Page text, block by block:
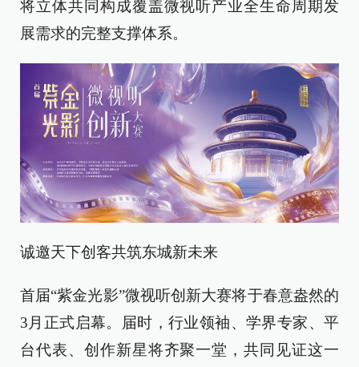
将立体共同构成覆盖微视听产业全生命周期发
展需求的完整支撑体系。
诚邀天下创客共筑东城新未来
首届“紫金光影”微视听创新大赛将于春意盎然的
3月正式启幕。届时，行业领袖、学界专家、平
台代表、创作新星将齐聚一堂，共同见证这一